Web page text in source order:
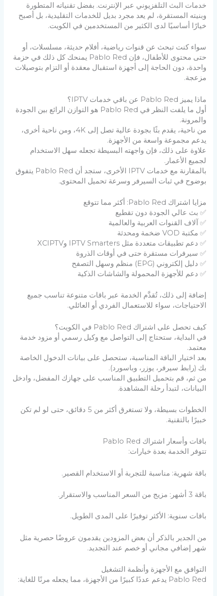
خدمات البث التلفزيوني عبر الإنترنت. بفضل تقنياته المتطورة
وبنيته المستقرة، لم يعد مجرد بديل للخدمات التقليدية، بل أصبح
خيارًا أساسيًا لدى الكثير من المستخدمين في الكويت.
سواء كنت تبحث عن قنوات رياضية، أفلام حديثة، مسلسلات، أو
حتى محتوى للأطفال، فإن Pablo Red يمنحك كل ذلك في حزمة
واحدة، دون الحاجة إلى أجهزة استقبال معقدة أو التزام بتوصيلات
مزعجة.
ماذا يميز Pablo Red عن باقي خدمات IPTV؟
أول ما يلفت النظر في Pablo Red هو التوازن الرائع بين الجودة
والمرونة.
من ناحية، يقدم بثًا بجودة عالية تصل إلى 4K، ومن ناحية أخرى،
يدعم مجموعة واسعة من الأجهزة.
علاوة على ذلك، فإن واجهته البسيطة تجعله سهل الاستخدام
لجميع الأعمار.
بالمقارنة مع خدمات IPTV الأخرى، ستجد أن Pablo Red يتفوق
بوضوح في ثبات السيرفر وسرعة تحميل المحتوى.
مزايا اشتراك Pablo Red: أكثر مما تتوقع
✅ بث عالي الجودة دون تقطيع
✅ آلاف القنوات العربية والعالمية
✅ مكتبة VOD ضخمة ومحدثة
✅ دعم تطبيقات متعددة مثل IPTV Smarters وXCIPTV
✅ سيرفرات مستقرة حتى في أوقات الذروة
✅ دليل إلكتروني (EPG) منظم وسهل التصفح
✅ دعم للأجهزة المحمولة والشاشات الذكية
إضافة إلى ذلك، تُقدَّم الخدمة عبر باقات متنوعة تناسب جميع
الاحتياجات، سواء للاستعمال الفردي أو العائلي.
كيف تحصل على اشتراك Pablo Red في الكويت؟
في البداية، ستحتاج إلى التواصل مع وكيل رسمي أو مزود خدمة
معتمد.
بعد اختيار الباقة المناسبة، ستحصل على بيانات الدخول الخاصة
بك (رابط سيرفر، يوزر، وباسورد).
من ثم، قم بتحميل التطبيق المناسب على جهازك المفضل، وادخل
البيانات، لتبدأ رحلة المشاهدة.
الخطوات بسيطة، ولا تستغرق أكثر من 5 دقائق، حتى لو لم تكن
خبيرًا بالتقنية.
باقات وأسعار اشتراك Pablo Red
تتوفر الخدمة بعدة خيارات:
باقة شهرية: مناسبة للتجربة أو الاستخدام القصير.
باقة 3 أشهر: مزيج من السعر المناسب والاستقرار.
باقات سنوية: الأكثر توفيرًا على المدى الطويل.
من الجدير بالذكر أن بعض المزودين يقدمون عروضًا حصرية مثل
شهر إضافي مجاني أو خصم عند التجديد.
التوافق مع الأجهزة وأنظمة التشغيل
Pablo Red يدعم عددًا كبيرًا من الأجهزة، مما يجعله مرنًا للغاية: